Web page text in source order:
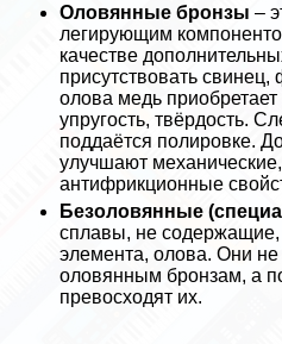
Оловянные бронзы –
легирующим
качестве
присутствовать
олова медь
упругость, твёрдость.
поддаётся полировке.
улучшают
антифрикционные
Безоловянные
сплавы, не содержащие,
элемента, олова. Они не
оловянным бронзам, а
превосходят их.